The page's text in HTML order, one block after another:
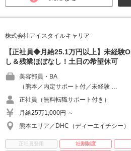
株式会社アイスタイルキャリア
【正社員◆月給25.1万円以上】未経験
し＆残業ほぼなし！土日の希望休可
美容部員・BA
（熊本／内定サポート付／未経験 …
正社員（無料転職サポート付き）
月給25万1,000円 ～
熊本エリア／DHC（ディーエイチシー）
正社員登用 社割制度